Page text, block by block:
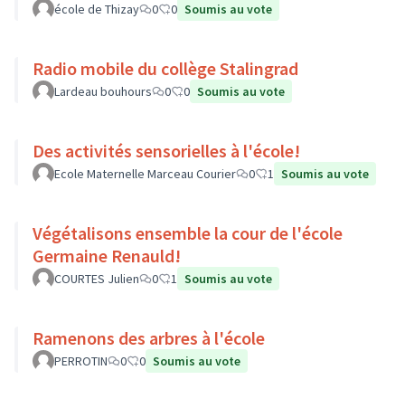
école de Thizay 0 0 Soumis au vote
Radio mobile du collège Stalingrad
Lardeau bouhours 0 0 Soumis au vote
Des activités sensorielles à l'école!
Ecole Maternelle Marceau Courier 0 1 Soumis au vote
Végétalisons ensemble la cour de l'école
Germaine Renauld!
COURTES Julien 0 1 Soumis au vote
Ramenons des arbres à l'école
PERROTIN 0 0 Soumis au vote